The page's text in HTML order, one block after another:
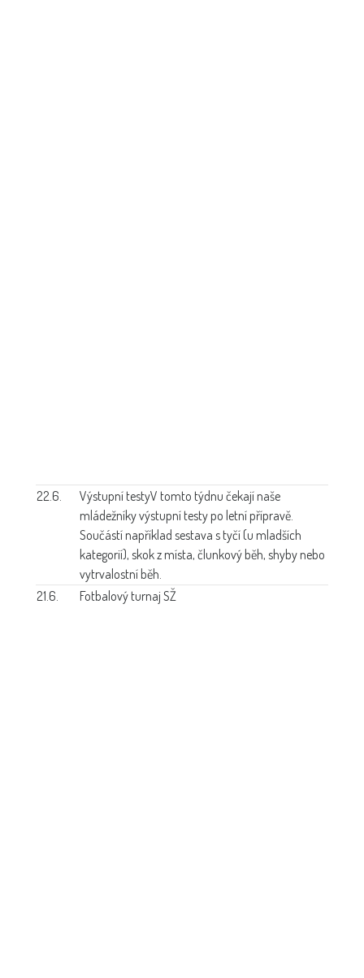
22.6. Výstupní testyV tomto týdnu čekají naše
mládežníky výstupní testy po letní přípravě.
Součástí například sestava s tyčí (u mladších
kategorií), skok z místa, člunkový běh, shyby nebo
vytrvalostní běh.
21.6.
Fotbalový turnaj SŽ